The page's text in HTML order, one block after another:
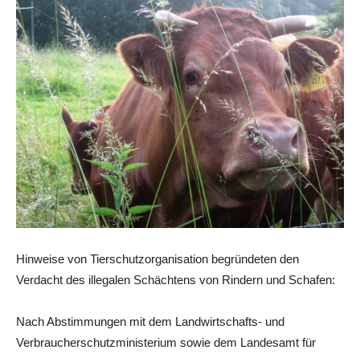
Hinweise von Tierschutzorganisation begründeten den
Verdacht des illegalen Schächtens von Rindern und Schafen:
Nach Abstimmungen mit dem Landwirtschafts- und
Verbraucherschutzministerium sowie dem Landesamt für